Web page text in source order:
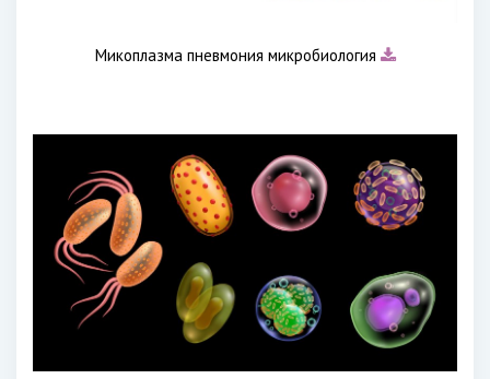
Микоплазма пневмония микробиология